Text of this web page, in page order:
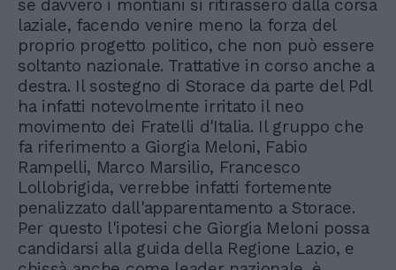
se davvero i montiani si ritirassero dalla corsa
laziale, facendo venire meno la forza del
proprio progetto politico, che non può essere
soltanto nazionale. Trattative in corso anche a
destra. Il sostegno di Storace da parte del Pdl
ha infatti notevolmente irritato il neo
movimento dei Fratelli d'Italia. Il gruppo che
fa riferimento a Giorgia Meloni, Fabio
Rampelli, Marco Marsilio, Francesco
Lollobrigida, verrebbe infatti fortemente
penalizzato dall'apparentamento a Storace.
Per questo l'ipotesi che Giorgia Meloni possa
candidarsi alla guida della Regione Lazio, e